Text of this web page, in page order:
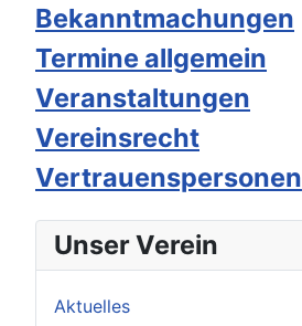
Unser Verein
Aktuelles
Bekanntmachungen
Termine allgemein
Veranstaltungen
Vereinsrecht
Vertrauenspersonen